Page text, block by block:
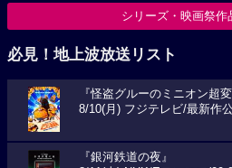
シリーズ・映画祭作
必見！地上波放送リスト
『怪盗グルーのミニオン超変
8/10(月) フジテレビ/最新作
『銀河鉄道の夜』